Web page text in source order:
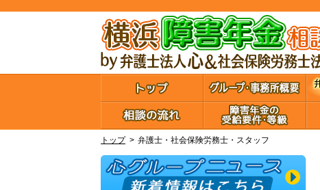
トップ 弁護士・社会保険労務士・スタッフ